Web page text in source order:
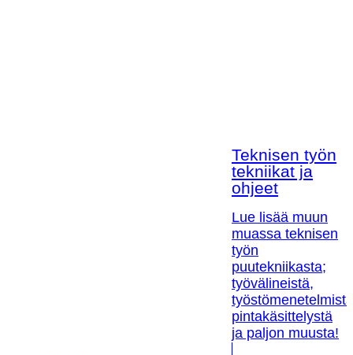
Teknisen työn
tekniikat ja
ohjeet
Lue lisää muun
muassa teknisen
työn
puutekniikasta;
työvälineistä,
pintakäsittelystä
ja paljon muusta!